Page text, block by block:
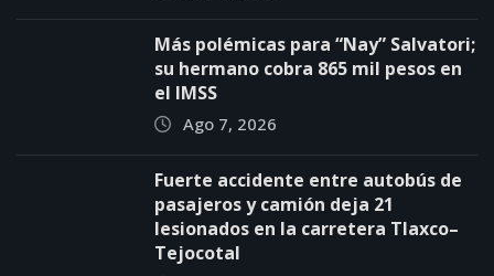
Más polémicas para “Nay” Salvatori;
su hermano cobra 865 mil pesos en
el IMSS
Ago 7, 2026
Fuerte accidente entre autobús de
pasajeros y camión deja 21
lesionados en la carretera Tlaxco–
Tejocotal